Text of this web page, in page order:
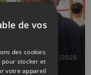
23/06/2026
de vos
des cookies
pour stocker et
votre appareil